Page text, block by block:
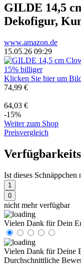
GILDE 14,5
Dekofigur,
www.amazon.de
15.05.26 09:29
Klicken Sie hier um
74,99 €
64,03 €
-15%
Weiter zum Shop
Preisvergleich
Ist dieses Schnäppchen
1
0
nicht mehr verfügbar
Vielen Dank für Dein
Vielen Dank für Deine
Durchschnittliche